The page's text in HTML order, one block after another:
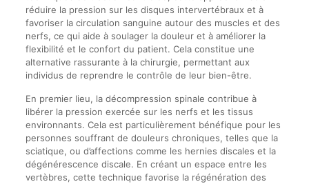
réduire la pression sur les disques intervertébraux et à
favoriser la circulation sanguine autour des muscles et des
nerfs, ce qui aide à soulager la douleur et à améliorer la
flexibilité et le confort du patient. Cela constitue une
alternative rassurante à la chirurgie, permettant aux
individus de reprendre le contrôle de leur bien-être.
En premier lieu, la décompression spinale contribue à
libérer la pression exercée sur les nerfs et les tissus
environnants. Cela est particulièrement bénéfique pour les
personnes souffrant de douleurs chroniques, telles que la
sciatique, ou d’affections comme les hernies discales et la
dégénérescence discale. En créant un espace entre les
vertèbres, cette technique favorise la régénération des